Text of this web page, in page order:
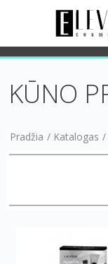
KŪNO
Pradžia / Katalogas /